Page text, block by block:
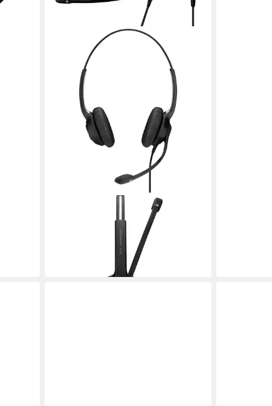
EPOS IMPACT SC 260, Headset,
(Easy Disconnect) Headset
mtl. in 12 Raten
in 4-5 Werktagen bei dir